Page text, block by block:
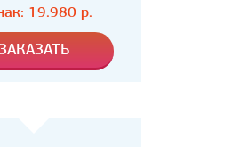
19.980р.